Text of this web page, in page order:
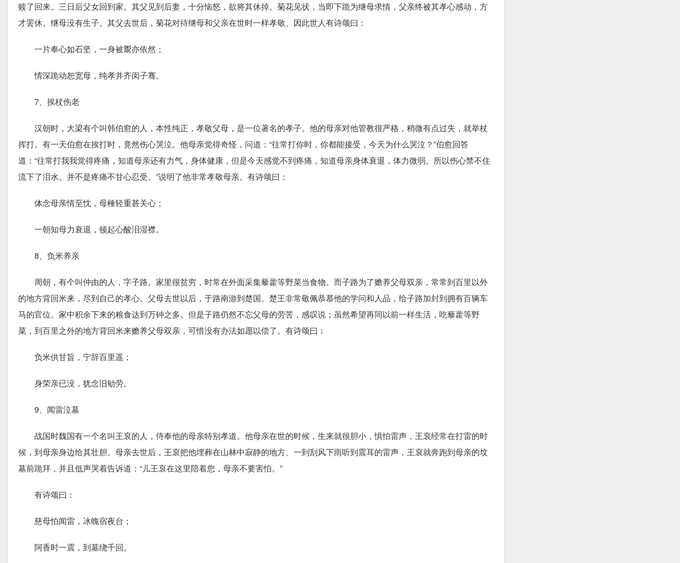
赎了回来。三日后父女回到家。其父见到后妻，十分恼怒，欲将其休掉。菊花见状，当即下跪为继母求情，父亲终被其孝心感动，方
才罢休。继母没有生子。其父去世后，菊花对待继母和父亲在世时一样孝敬、因此世人有诗颂曰：
一片奉心如石坚，一身被鬻亦依然；
情深跪动恕宽母，纯孝并齐闵子骞。
7、挨杖伤老
汉朝时，大梁有个叫韩伯愈的人，本性纯正，孝敬父母，是一位著名的孝子。他的母亲对他管教很严格，稍微有点过失，就举杖
挥打。有一天伯愈在挨打时，竟然伤心哭泣。他母亲觉得奇怪，问道：“往常打你时，你都能接受，今天为什么哭泣？”伯愈回答
道：“往常打我我觉得疼痛，知道母亲还有力气，身体健康，但是今天感觉不到疼痛，知道母亲身体衰退，体力微弱。所以伤心禁不住
流下了泪水。并不是疼痛不甘心忍受。”说明了他非常孝敬母亲。有诗颂曰：
体念母亲情至忱，母棰轻重甚关心；
一朝知母力衰退，顿起心酸泪湿襟。
8、负米养亲
周朝，有个叫仲由的人，字子路。家里很贫穷，时常在外面采集藜藿等野菜当食物。而子路为了赡养父母双亲，常常到百里以外
的地方背回米来，尽到自己的孝心。父母去世以后，于路南游到楚国。楚王非常敬佩恭慕他的学问和人品，给子路加封到拥有百辆车
马的官位。家中积余下来的粮食达到万钟之多。但是子路仍然不忘父母的劳苦，感叹说；虽然希望再同以前一样生活，吃藜藿等野
菜，到百里之外的地方背回米来赡养父母双亲，可惜没有办法如愿以偿了。有诗颂曰：
负米供甘旨，宁辞百里遥；
身荣亲已没，犹念旧劬劳。
9、闻雷泣墓
战国时魏国有一个名叫王裒的人，侍奉他的母亲特别孝道。他母亲在世的时候，生来就很胆小，惧怕雷声，王裒经常在打雷的时
候，到母亲身边给其壮胆。母亲去世后，王裒把他埋葬在山林中寂静的地方、一到刮风下雨听到震耳的雷声，王裒就奔跑到母亲的坟
墓前跪拜，并且低声哭着告诉道：“儿王裒在这里陪着您，母亲不要害怕。”
有诗颂曰：
慈母怕闻雷，冰魄宿夜台；
阿香时一震，到墓绕千回。